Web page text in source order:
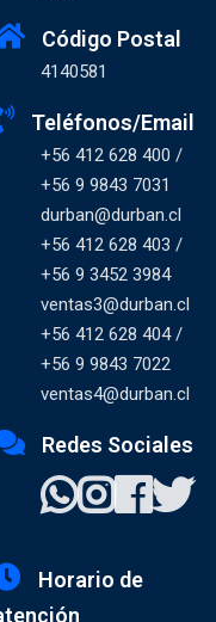
Código Postal
4140581
Teléfonos/Email
+56 412 628 400 /
+56 9 9843 7031
durban@durban.cl
+56 412 628 403 /
+56 9 3452 3984
ventas3@durban.cl
+56 412 628 404 /
+56 9 9843 7022
ventas4@durban.cl
Redes Sociales
Horario de